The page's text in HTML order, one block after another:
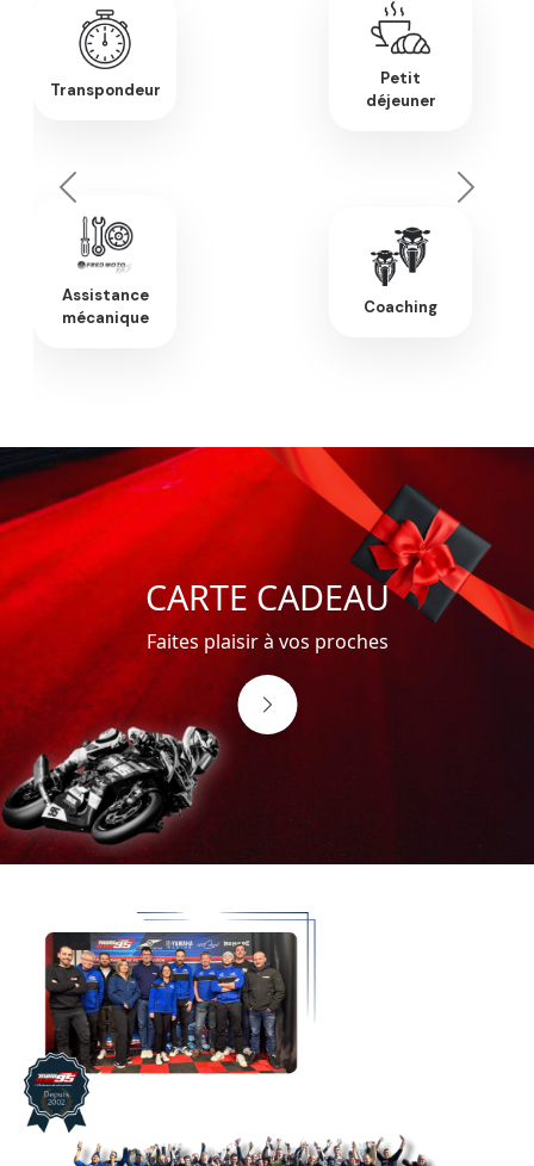
Transpondeur
Petit
déjeuner
Assistance
mécanique
Coaching
Previous Next
CARTE CADEAU
Faites plaisir à vos proches